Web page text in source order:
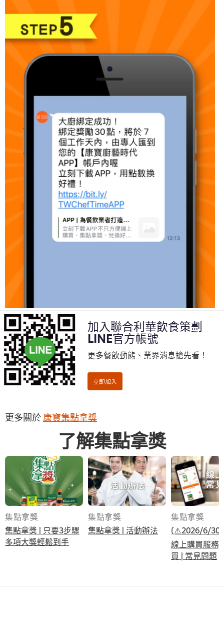
加入聯合利華飲食策劃
LINE官方帳號
更多餐飲動態、業界消息搶先看！
更多關於 康寶集點拿獎
了解集點拿獎
集點拿獎
集點拿獎 | 只要3步驟
多項大獎輕鬆到手​
集點拿獎
集點拿獎 | 活動辦法
集點拿獎
(⚠️2026/6/30
線上購買服務
買 | 常見問題